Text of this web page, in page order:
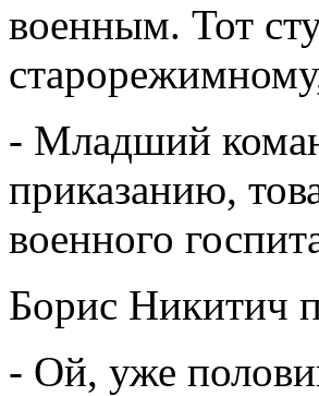
военным. Тот
- Младший
приказанию,
военного
Борис Никитич
- Ой, уже